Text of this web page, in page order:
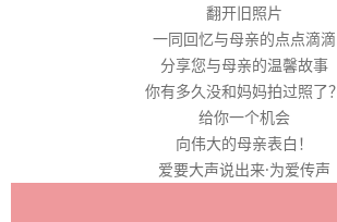
翻开旧照片
一同回忆与母亲的点点滴滴
分享您与母亲的温馨故事
你有多久没和妈妈拍过照了？
给你一个机会
向伟大的母亲表白！
爱要大声说出来·为爱传声